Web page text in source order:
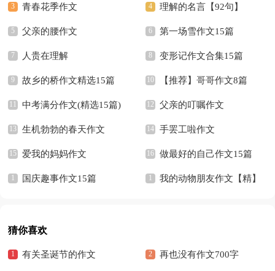
篇 篇）
青春花季作文 理解的名言【92句】
父亲的腰作文 第一场雪作文15篇
人贵在理解 变形记作文合集15篇
故乡的桥作文精选15篇 【推荐】哥哥作文8篇
中考满分作文(精选15篇) 父亲的叮嘱作文
生机勃勃的春天作文 手罢工啦作文
爱我的妈妈作文 做最好的自己作文15篇
国庆趣事作文15篇 我的动物朋友作文【精】
猜你喜欢
有关圣诞节的作文 再也没有作文700字